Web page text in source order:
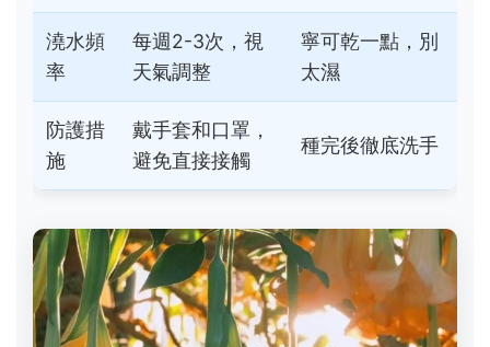
澆水頻
率
每週2-3次，視
天氣調整
寧可乾一點，別
太濕
防護措
施
戴手套和口罩，
避免直接接觸
種完後徹底洗手